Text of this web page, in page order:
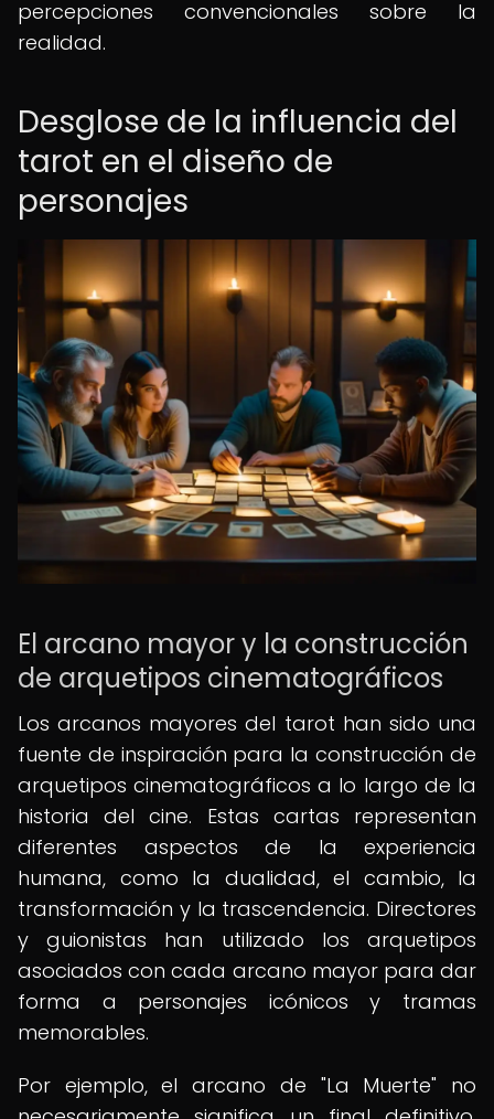
percepciones convencionales sobre la
realidad.
Desglose de la influencia del
tarot en el diseño de
personajes
El arcano mayor y la construcción
de arquetipos cinematográficos
Los arcanos mayores del tarot han sido una
fuente de inspiración para la construcción de
arquetipos cinematográficos a lo largo de la
historia del cine. Estas cartas representan
diferentes aspectos de la experiencia
humana, como la dualidad, el cambio, la
transformación y la trascendencia. Directores
y guionistas han utilizado los arquetipos
asociados con cada arcano mayor para dar
forma a personajes icónicos y tramas
memorables.
Por ejemplo, el arcano de "La Muerte" no